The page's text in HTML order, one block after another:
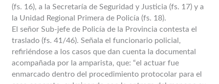
(fs. 16), a la Secretaría de Seguridad y Justicia (fs. 17) y a
la Unidad Regional Primera de Policía (fs. 18).
El señor Sub-jefe de Policía de la Provincia contesta el
traslado (fs. 41/46). Señala el funcionario policial,
refiriéndose a los casos que dan cuenta la documental
acompañada por la amparista, que: “el actuar fue
enmarcado dentro del procedimiento protocolar para el